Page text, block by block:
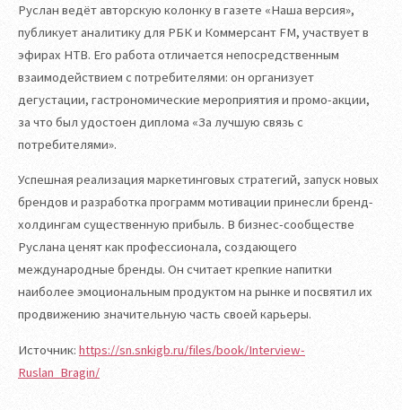
Руслан ведёт авторскую колонку в газете «Наша версия»,
публикует аналитику для РБК и Коммерсант FM, участвует в
эфирах НТВ. Его работа отличается непосредственным
взаимодействием с потребителями: он организует
дегустации, гастрономические мероприятия и промо-акции,
за что был удостоен диплома «За лучшую связь с
потребителями».
Успешная реализация маркетинговых стратегий, запуск новых
брендов и разработка программ мотивации принесли бренд-
холдингам существенную прибыль. В бизнес-сообществе
Руслана ценят как профессионала, создающего
международные бренды. Он считает крепкие напитки
наиболее эмоциональным продуктом на рынке и посвятил их
продвижению значительную часть своей карьеры.
Источник: https://sn.snkigb.ru/files/book/Interview-
Ruslan_Bragin/